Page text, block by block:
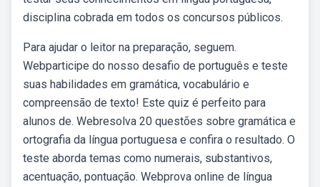
disciplina cobrada em todos os concursos públicos.
Para ajudar o leitor na preparação, seguem.
Webparticipe do nosso desafio de português e teste
suas habilidades em gramática, vocabulário e
compreensão de texto! Este quiz é perfeito para
alunos de. Webresolva 20 questões sobre gramática e
ortografia da língua portuguesa e confira o resultado. O
teste aborda temas como numerais, substantivos,
acentuação, pontuação. Webprova online de língua